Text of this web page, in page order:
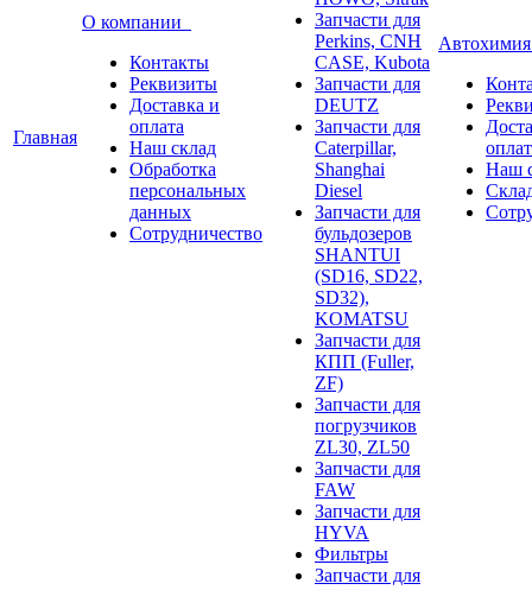
Главная
О компании
Контакты
Реквизиты
Доставка и
оплата
Наш склад
Обработка
персональных
данных
Сотрудничество
Запчасти для
Perkins, CNH
CASE, Kubota
Запчасти для
DEUTZ
Запчасти для
Caterpillar,
Shanghai
Diesel
Запчасти для
бульдозеров
SHANTUI
(SD16, SD22,
SD32),
KOMATSU
Запчасти для
КПП (Fuller,
ZF)
Запчасти для
погрузчиков
ZL30, ZL50
Запчасти для
FAW
Запчасти для
HYVA
Фильтры
Запчасти для
Наш